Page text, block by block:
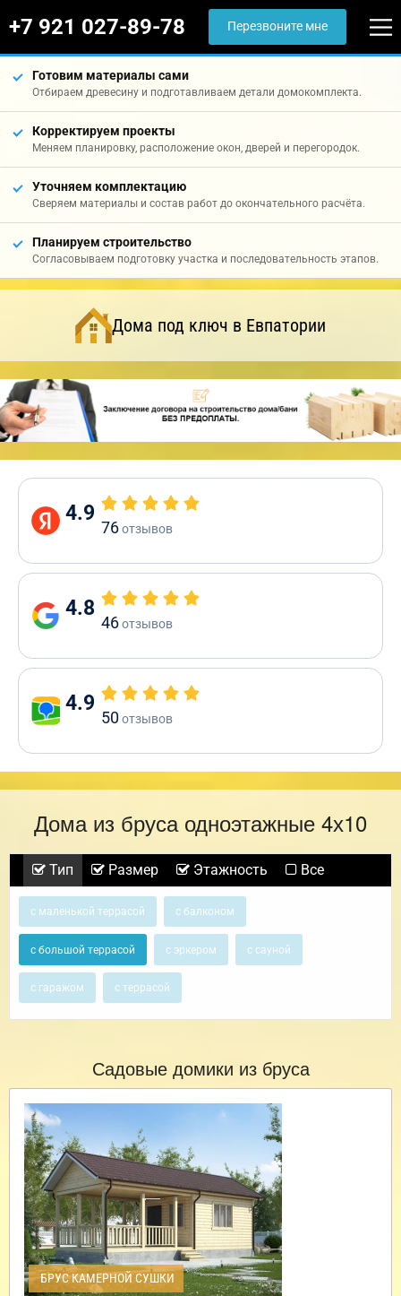
+7 921 027-89-78 Перезвоните мне
Готовим материалы сами
Отбираем древесину и подготавливаем детали домокомплекта.
Корректируем проекты
Меняем планировку, расположение окон, дверей и перегородок.
Уточняем комплектацию
Сверяем материалы и состав работ до окончательного расчёта.
Планируем строительство
Согласовываем подготовку участка и последовательность этапов.
Дома под ключ в Евпатории
4.9
76отзывов
4.8
46отзывов
4.9
50отзывов
Дома из бруса одноэтажные 4х10
Тип Размер Этажность Все
с маленькой террасой с балконом
с большой террасой с эркером с сауной
с гаражом с террасой
Садовые домики из бруса
БРУС КАМЕРНОЙ СУШКИ